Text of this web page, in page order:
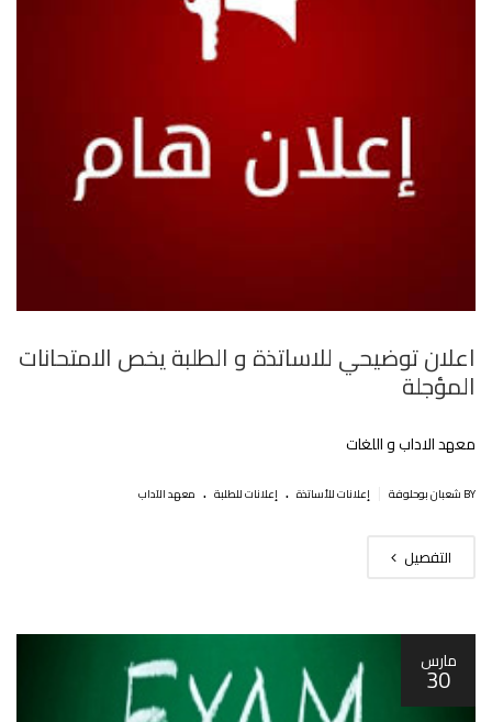
اعلان توضيحي للاساتذة و الطلبة يخص الامتحانات
المؤجلة
معهد الاداب و اللغات
BY شعبان بوحلوفة إعلانات للأساتذة . إعلانات للطلبة . معهد الآداب
التفصيل
مارس
30